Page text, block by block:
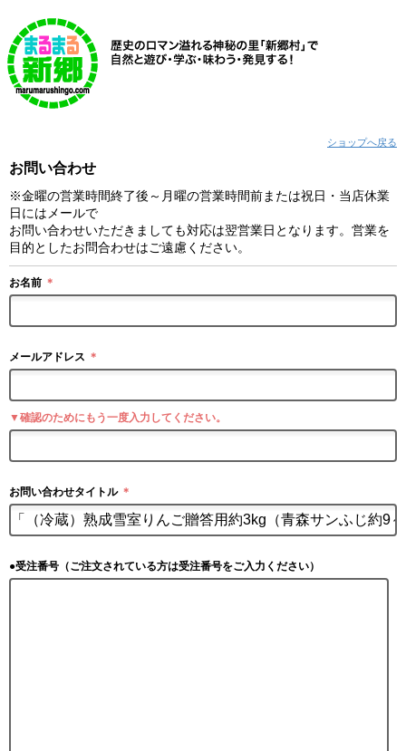
ショップへ戻る
お問い合わせ
※金曜の営業時間終了後～月曜の営業時間前または祝日・当店休業
日にはメールで
お問い合わせいただきましても対応は翌営業日となります。営業を
目的としたお問合わせはご遠慮ください。
お名前 ＊
メールアドレス ＊
▼確認のためにもう一度入力してください。
お問い合わせタイトル ＊
●受注番号（ご注文されている方は受注番号をご入力ください）